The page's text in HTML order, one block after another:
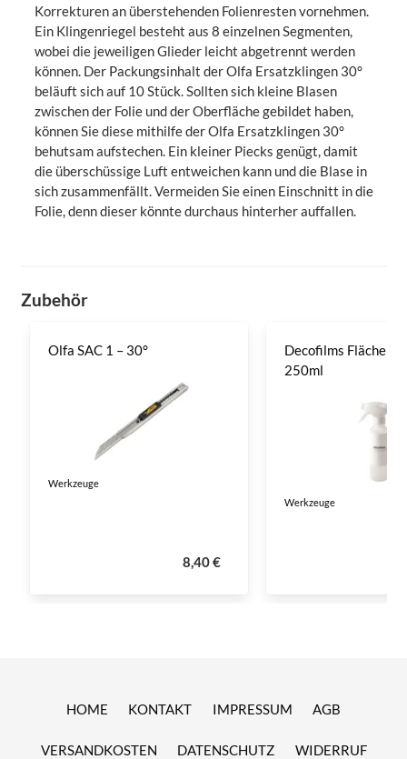
Korrekturen an überstehenden Folienresten vornehmen.
Ein Klingenriegel besteht aus 8 einzelnen Segmenten,
wobei die jeweiligen Glieder leicht abgetrennt werden
können. Der Packungsinhalt der Olfa Ersatzklingen 30°
beläuft sich auf 10 Stück. Sollten sich kleine Blasen
zwischen der Folie und der Oberfläche gebildet haben,
können Sie diese mithilfe der Olfa Ersatzklingen 30°
behutsam aufstechen. Ein kleiner Piecks genügt, damit
die überschüssige Luft entweichen kann und die Blase in
sich zusammenfällt. Vermeiden Sie einen Einschnitt in die
Folie, denn dieser könnte durchaus hinterher auffallen.
Zubehör
Olfa SAC 1 – 30°
Werkzeuge
8,40 €
Decofilms
250ml
Werkzeuge
HOME KONTAKT IMPRESSUM AGB
VERSANDKOSTEN DATENSCHUTZ WIDERRUF